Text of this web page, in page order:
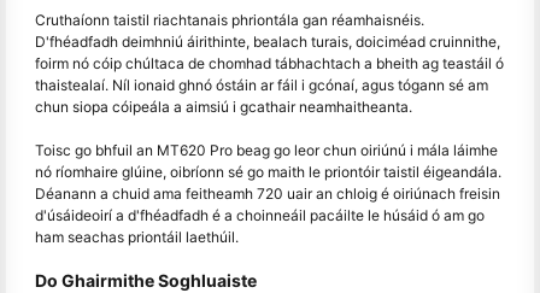
Cruthaíonn taistil riachtanais phriontála gan réamhaisnéis.
D'fhéadfadh deimhniú áirithinte, bealach turais, doiciméad cruinnithe,
foirm nó cóip chúltaca de chomhad tábhachtach a bheith ag teastáil ó
thaistealaí. Níl ionaid ghnó óstáin ar fáil i gcónaí, agus tógann sé am
chun siopa cóipeála a aimsiú i gcathair neamhaitheanta.
Toisc go bhfuil an MT620 Pro beag go leor chun oiriúnú i mála láimhe
nó ríomhaire glúine, oibríonn sé go maith le priontóir taistil éigeandála.
Déanann a chuid ama feitheamh 720 uair an chloig é oiriúnach freisin
d'úsáideoirí a d'fhéadfadh é a choinneáil pacáilte le húsáid ó am go
ham seachas priontáil laethúil.
Do Ghairmithe Soghluaiste